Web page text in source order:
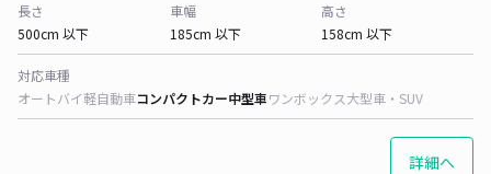
長さ
500cm 以下
車幅
185cm 以下
高さ
158cm 以下
対応車種
オートバイ軽自動車コンパクトカー中型車ワンボックス大型車・SUV
詳細へ